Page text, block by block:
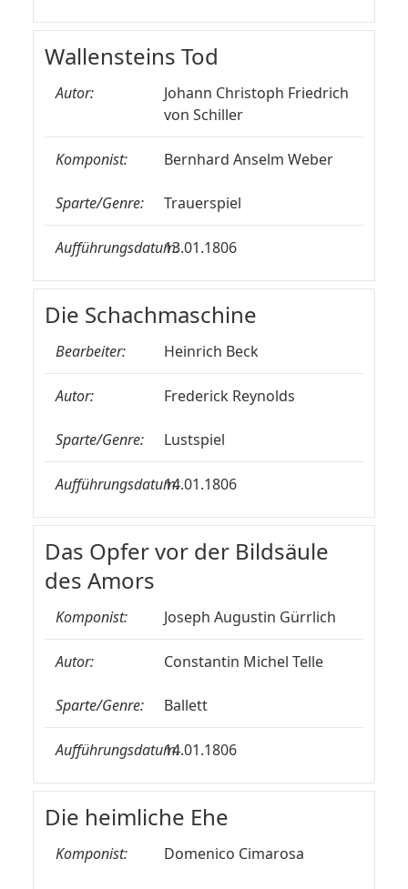
Wallensteins Tod
Autor:
Johann Christoph Friedrich
von Schiller
Komponist: Bernhard Anselm Weber
Sparte/Genre: Trauerspiel
Aufführungsdatum:13.01.1806
Die Schachmaschine
Bearbeiter: Heinrich Beck
Autor: Frederick Reynolds
Sparte/Genre: Lustspiel
Aufführungsdatum:14.01.1806
Das Opfer vor der Bildsäule
des Amors
Komponist: Joseph Augustin Gürrlich
Autor: Constantin Michel Telle
Sparte/Genre: Ballett
Aufführungsdatum:14.01.1806
Die heimliche Ehe
Komponist: Domenico Cimarosa